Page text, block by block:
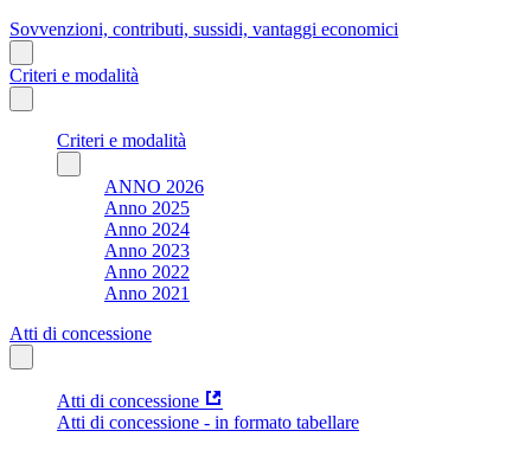
Sovvenzioni, contributi, sussidi, vantaggi economici
Criteri e modalità
Criteri e modalità
ANNO 2026
Anno 2025
Anno 2024
Anno 2023
Anno 2022
Anno 2021
Atti di concessione
Atti di concessione
Atti di concessione - in formato tabellare